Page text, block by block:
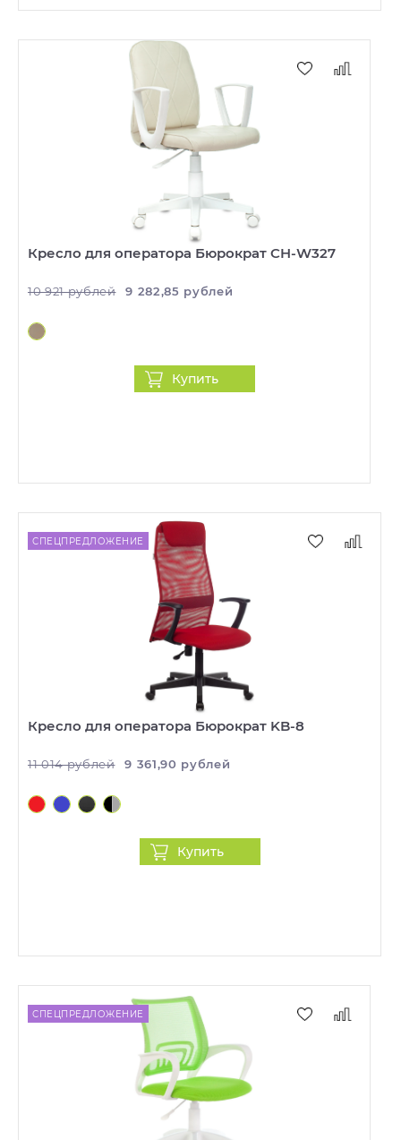
Кресло для оператора Бюрократ CH-W327
10 921 рублей 9 282,85 рублей
Купить
СПЕЦПРЕДЛОЖЕНИЕ
Кресло для оператора Бюрократ KB-8
11 014 рублей 9 361,90 рублей
Купить
СПЕЦПРЕДЛОЖЕНИЕ